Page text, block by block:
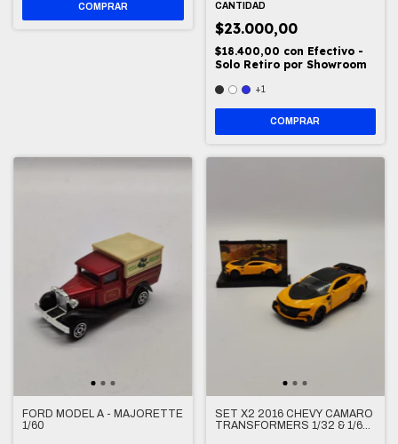
CANTIDAD
$23.000,00
$18.400,00 con Efectivo -
Solo Retiro por Showroom
+1
COMPRAR
FORD MODEL A - MAJORETTE
1/60
SET X2 2016 CHEVY CAMARO
TRANSFORMERS 1/32 & 1/64